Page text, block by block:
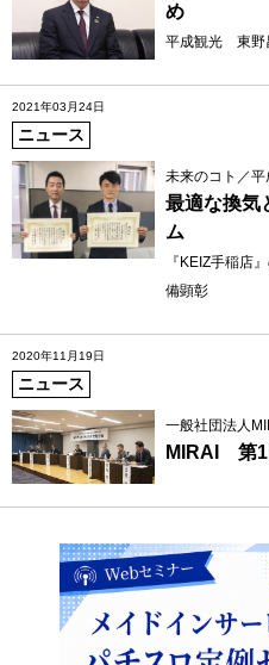
め
平成観光 東野
2021年03月24日
ニュース
未来のコト／平
最適な換気
ム
『KEIZ手稲店
備顕彰
2020年11月19日
ニュース
一般社団法人
MIRAI 第1